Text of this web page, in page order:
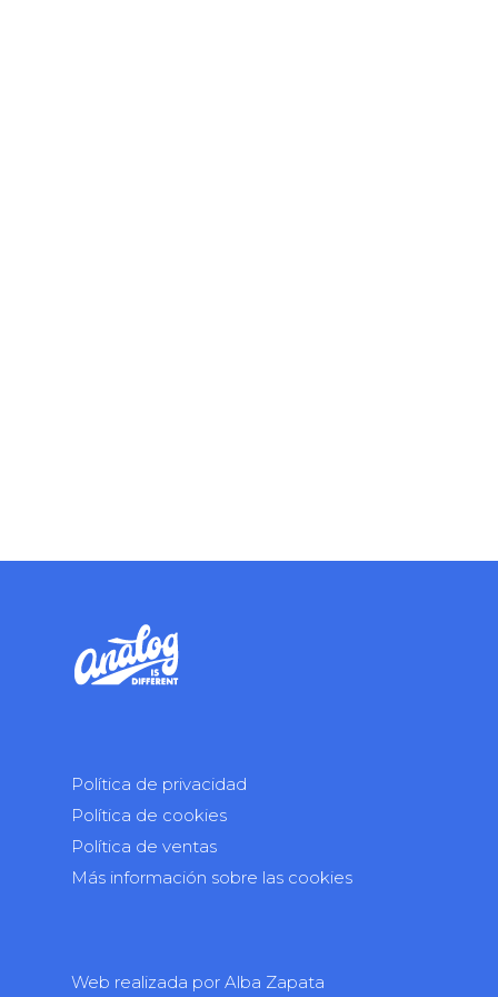
Política de privacidad
Política de cookies
Política de ventas
Más información sobre las cookies
Web realizada por Alba Zapata